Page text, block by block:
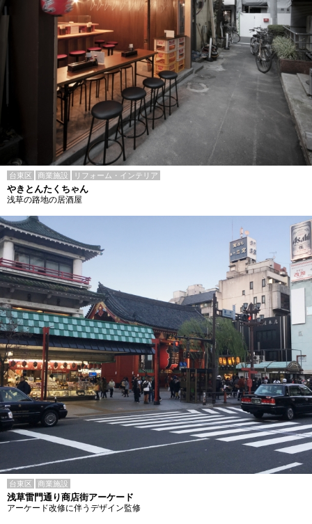
台東区 商業施設 リフォーム・インテリア
やきとんたくちゃん
浅草の路地の居酒屋
台東区 商業施設
浅草雷門通り商店街アーケード
アーケード改修に伴うデザイン監修